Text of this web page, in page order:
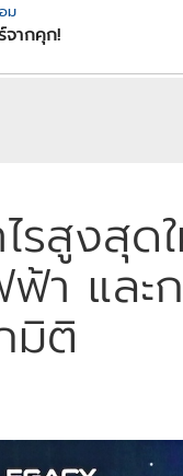
ม
จากคุก!
รสูงสุด
า และ
มิติ